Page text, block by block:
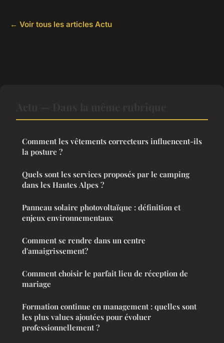
← Voir tous les articles Actu
Comment les vêtements correcteurs influencent-ils
la posture ?
Quels sont les services proposés par le camping
dans les Hautes Alpes ?
Panneau solaire photovoltaïque : définition et
enjeux environnementaux
Comment se rendre dans un centre
d'amaigrissement?
Comment choisir le parfait lieu de réception de
mariage
Formation continue en management : quelles sont
les plus values ajoutées pour évoluer
professionnellement ?